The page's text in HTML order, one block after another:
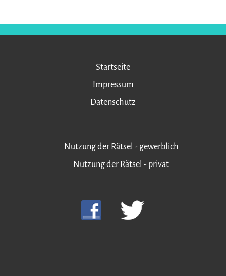
Startseite
Impressum
Datenschutz
Nutzung der Rätsel - gewerblich
Nutzung der Rätsel - privat